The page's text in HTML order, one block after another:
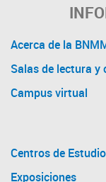
Acerca de la
Salas de lectura y
Campus virtual
Centros de
Exposiciones